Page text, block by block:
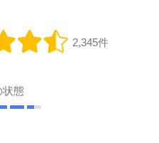
2,345件
状態